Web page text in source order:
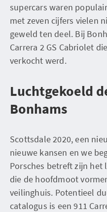
supercars waren
met zeven cijfers vielen
geweld ten deel. Bij
Carrera 2 GS Cabriolet
verkocht werd.
Luchtgekoeld
Bonhams
Scottsdale 2020, een
nieuwe kansen en we
Porsches betreft zijn
die de hoofdmoot
veilinghuis. Potentieel
catalogus is een 911